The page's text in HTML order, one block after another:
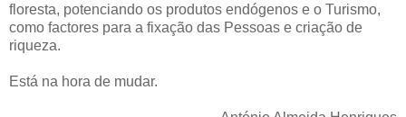
floresta, potenciando os produtos endógenos e o Turismo,
como factores para a fixação das Pessoas e criação de
riqueza.
Está na hora de mudar.